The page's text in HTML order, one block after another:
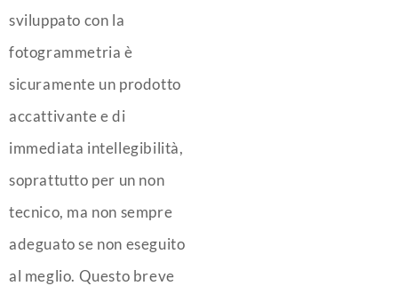
sviluppato con la
fotogrammetria è
sicuramente un prodotto
accattivante e di
immediata intellegibilità,
soprattutto per un non
tecnico, ma non sempre
adeguato se non eseguito
al meglio. Questo breve